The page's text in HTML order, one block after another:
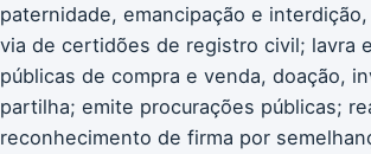
paternidade, emancipação e interdição,
via de certidões de registro civil; lavra
públicas de compra e venda, doação,
partilha; emite procurações públicas;
reconhecimento de firma por